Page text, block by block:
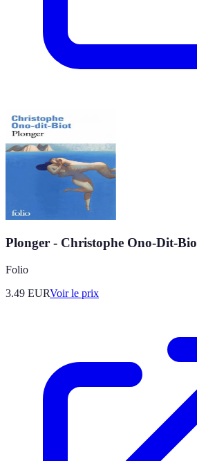
Plonger - Christophe Ono-Dit-Bio
Folio
3.49 EURVoir le prix